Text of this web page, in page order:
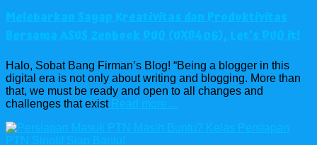
Melebarkan Sayap Kreativitas dan Produktivitas
Bersama ASUS Zenbook DUO (UX8406), Let’s DUO it!
Halo, Sobat Bang Firman’s Blog! “Being a blogger in this
digital era is not only about writing and blogging. More than
that, we must be ready and open to all changes and
challenges that existRead more…